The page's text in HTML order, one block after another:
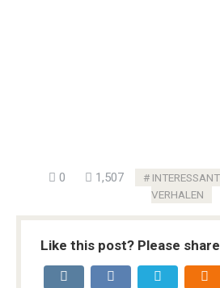
0 1,507 INTERESSANT
VERHALEN
Like this post? Please